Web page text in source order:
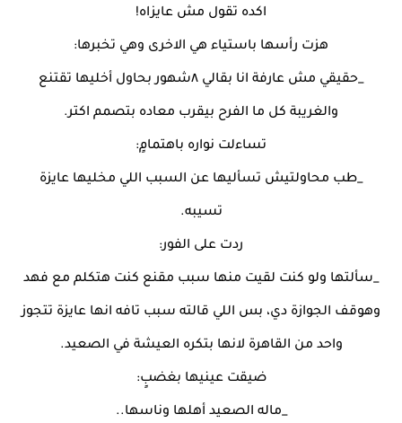
اكده تقول مش عايزاه!
هزت رأسها باستياء هي الاخرى وهي تخبرها:
_حقيقي مش عارفة انا بقالي ٨شهور بحاول أخليها تقتنع
والغريبة كل ما الفرح بيقرب معاده بتصمم اكتر.
تساءلت نواره باهتمامٍ:
_طب محاولتيش تسأليها عن السبب اللي مخليها عايزة
تسيبه.
ردت على الفور:
_سألتها ولو كنت لقيت منها سبب مقنع كنت هتكلم مع فهد
وهوقف الجوازة دي، بس اللي قالته سبب تافه انها عايزة تتجوز
واحد من القاهرة لانها بتكره العيشة في الصعيد.
ضيقت عينيها بغضبٍ:
_ماله الصعيد أهلها وناسها..